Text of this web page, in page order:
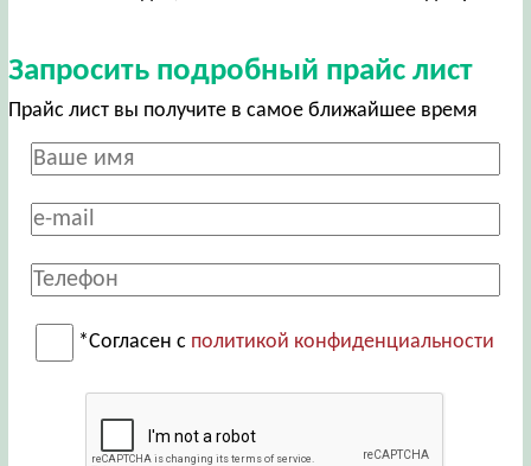
Запросить подробный прайс лист
Прайс лист вы получите в самое ближайшее время
*Согласен с политикой конфиденциальности